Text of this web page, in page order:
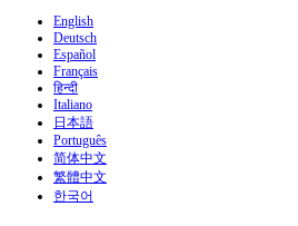
English
Deutsch
Español
Français
हिन्दी
Italiano
日本語
Português
简体中文
繁體中文
한국어